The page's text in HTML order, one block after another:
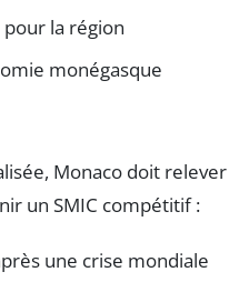
pour la région
monégasque
Monaco doit relever
un SMIC compétitif :
une crise mondiale